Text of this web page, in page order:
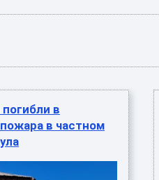
в
пожара в частном